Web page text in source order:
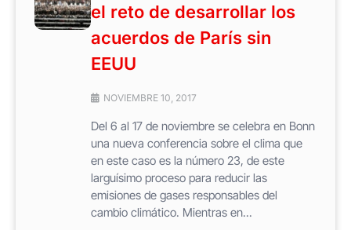
el reto de desarrollar los
acuerdos de París sin
EEUU
NOVIEMBRE 10, 2017
Del 6 al 17 de noviembre se celebra en Bonn
una nueva conferencia sobre el clima que
en este caso es la número 23, de este
larguísimo proceso para reducir las
emisiones de gases responsables del
cambio climático. Mientras en...